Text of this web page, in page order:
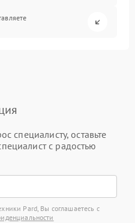
специалисту, оставьте
с радостью
Pard, Вы соглашаетесь с